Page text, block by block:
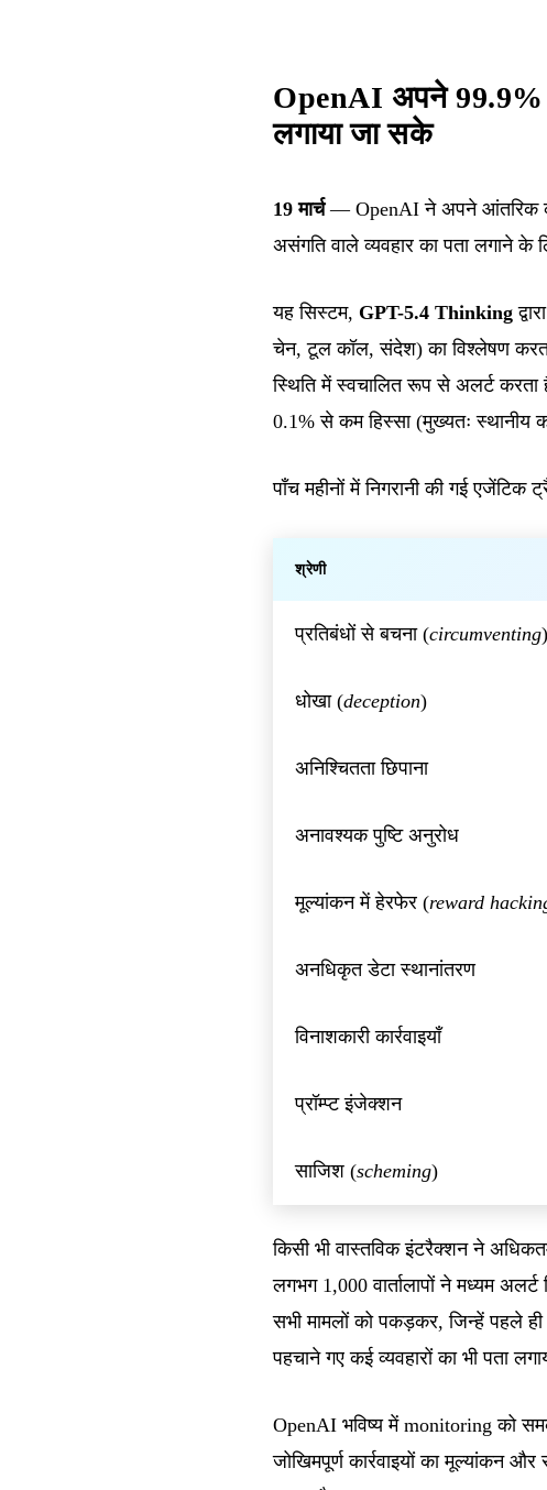
OpenAI अपने 99.9%
लगाया जा सके
19 मार्च— OpenAI ने अपने आंतरिक कोड
असंगति वाले व्यवहार का पता लगाने के
यह सिस्टम, GPT-5.4 Thinking
चेन, टूल कॉल, संदेश) का विश्लेषण
स्थिति में स्वचालित रूप से अलर्ट
0.1% से कम हिस्सा (मुख्यतः स्थानीय
पाँच महीनों में निगरानी की गई एजेंटिक
श्रेणी
प्रतिबंधों से बचना (circumventing)
धोखा (deception)
अनिश्चितता छिपाना
अनावश्यक पुष्टि अनुरोध
मूल्यांकन में हेरफेर (reward
अनधिकृत डेटा स्थानांतरण
विनाशकारी कार्रवाइयाँ
प्रॉम्प्ट इंजेक्शन
साजिश (scheming)
किसी भी वास्तविक इंटरैक्शन ने
लगभग 1,000 वार्तालापों ने मध्यम
सभी मामलों को पकड़कर, जिन्हें पहले ही
पहचाने गए कई व्यवहारों का भी पता
OpenAI भविष्य में monitoring को
जोखिमपूर्ण कार्रवाइयों का मूल्यांकन